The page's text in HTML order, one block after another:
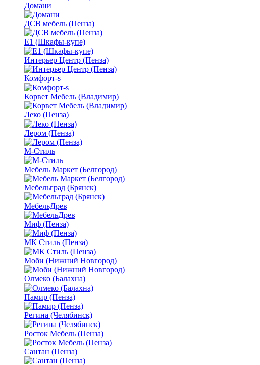
Домани
ДСВ мебель (Пенза)
Е1 (Шкафы-купе)
Интерьер Центр (Пенза)
Комфорт-s
Корвет Мебель (Владимир)
Леко (Пенза)
Лером (Пенза)
М-Стиль
Мебель Маркет (Белгород)
Мебельград (Брянск)
МебельДрев
Миф (Пенза)
МК Стиль (Пенза)
Моби (Нижний Новгород)
Олмеко (Балахна)
Памир (Пенза)
Регина (Челябинск)
Росток Мебель (Пенза)
Сантан (Пенза)